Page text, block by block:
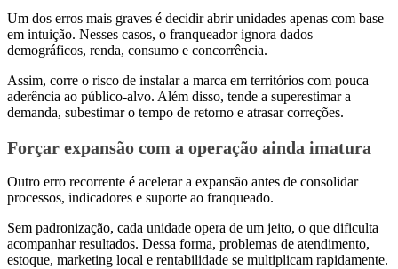
Um dos erros mais graves é decidir abrir unidades apenas com base
em intuição. Nesses casos, o franqueador ignora dados
demográficos, renda, consumo e concorrência.
Assim, corre o risco de instalar a marca em territórios com pouca
aderência ao público-alvo. Além disso, tende a superestimar a
demanda, subestimar o tempo de retorno e atrasar correções.
Forçar expansão com a operação ainda imatura
Outro erro recorrente é acelerar a expansão antes de consolidar
processos, indicadores e suporte ao franqueado.
Sem padronização, cada unidade opera de um jeito, o que dificulta
acompanhar resultados. Dessa forma, problemas de atendimento,
estoque, marketing local e rentabilidade se multiplicam rapidamente.